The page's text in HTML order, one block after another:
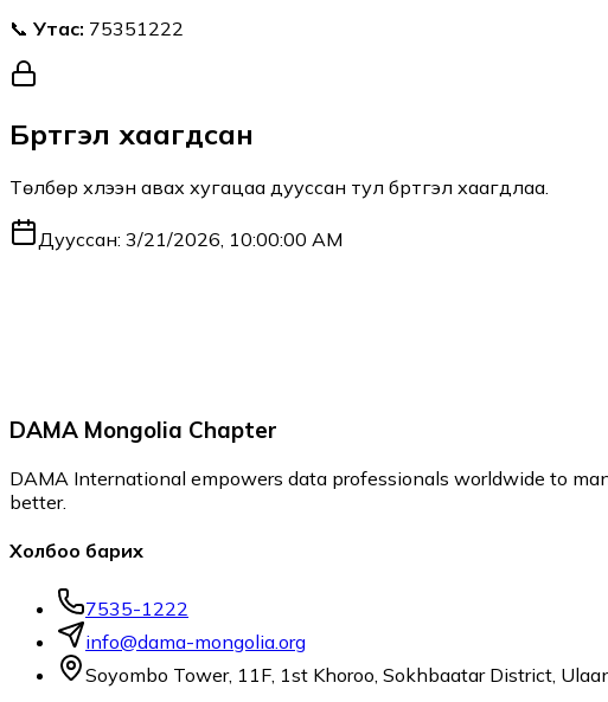
📞 Утас: 75351222
Бүртгэл хаагдсан
Төлбөр хүлээн авах хугацаа дууссан тул бүртгэл хаагдлаа.
Дууссан: 3/21/2026, 10:00:00 AM
DAMA Mongolia Chapter
DAMA International empowers data professionals worldwide to
better.
Холбоо барих
7535-1222
info@dama-mongolia.org
Soyombo Tower, 11F, 1st Khoroo, Sokhbaatar District,